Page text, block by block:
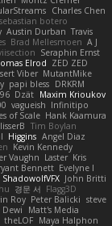
Charles Chen
sebastian botero
Austin Durban Travis
Brad Mellesmoen A J
Seraphin Ernst
Elrod ZED ZED
Viber MutantMike
papi bless DRKRM
Dzät Maxim Krioukov
vagueish Infinitipo
of Scale Hank Kaamura
Tim Boylan
Higgins Angel Diaz
Kevin Kennedy
Vaughn Laster Kris
Bennett Evelyne I
ShadowolfVFX John Britti
경문 서 Flagg3D
Roy Peter Balicki steve
Dewi
Matt's Media
theLOF Maya Halphon